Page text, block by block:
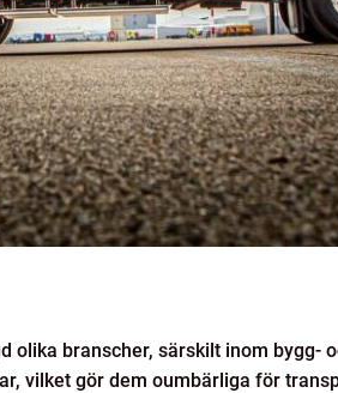
olika branscher, särskilt inom bygg-
vilket gör dem oumbärliga för